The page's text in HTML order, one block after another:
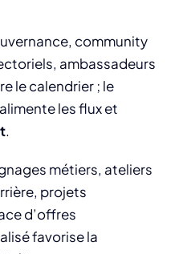
community
ambassadeurs
le calendrier ; le
les flux et
.
métiers, ateliers
projets
d’offres
favorise la